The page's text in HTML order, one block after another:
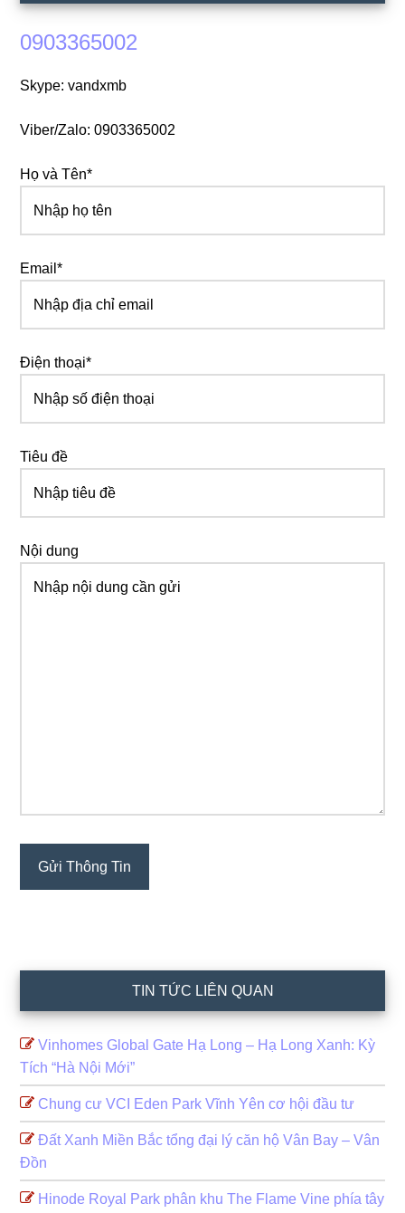
0903365002
Skype: vandxmb
Viber/Zalo: 0903365002
Họ và Tên*
Email*
Điện thoại*
Tiêu đề
Nội dung
TIN TỨC LIÊN QUAN
Vinhomes Global Gate Hạ Long – Hạ Long Xanh: Kỳ
Tích “Hà Nội Mới”
Chung cư VCI Eden Park Vĩnh Yên cơ hội đầu tư
Đất Xanh Miền Bắc tổng đại lý căn hộ Vân Bay – Vân
Đồn
Hinode Royal Park phân khu The Flame Vine phía tây